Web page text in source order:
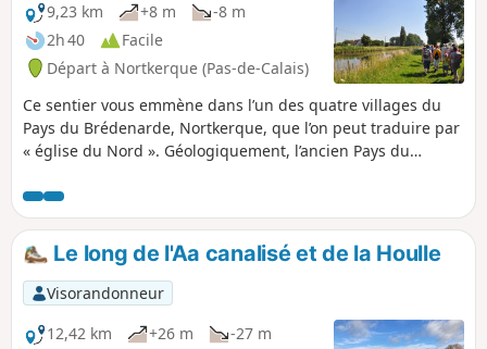
9,23 km
+8 m
-8 m
2h 40
Facile
Départ à Nortkerque (Pas-de-Calais)
Ce sentier vous emmène dans l’un des quatre villages du
Pays du Brédenarde, Nortkerque, que l’on peut traduire par
« église du Nord ». Géologiquement, l’ancien Pays du
craie qui domine la plaine maritime. C’est un pays de
bocage, de haies, d’arbres fruitiers et d’élevage. Jadis, le
Brédenarde comprenait également les communes
d’Audruicq, de Zutkerque et de Polincove. (4) Attention, la
passerelle n'existe plus, passage impossible jusqu'à nouvel
ordre (voir infos pratiques).
Le long de l'Aa canalisé et de la Houlle
Visorandonneur
12,42 km
+26 m
-27 m